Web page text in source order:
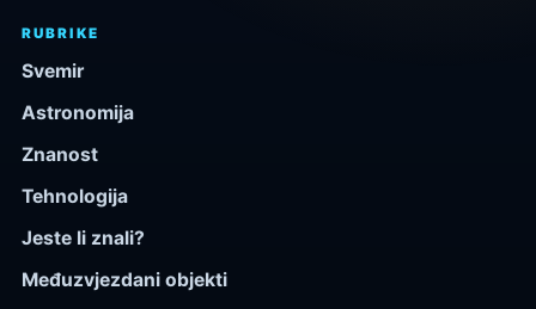
RUBRIKE
Svemir
Astronomija
Znanost
Tehnologija
Jeste li znali?
Međuzvjezdani objekti